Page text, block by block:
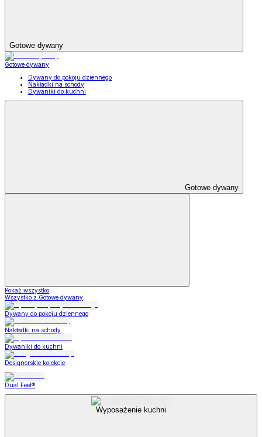
Gotowe dywany
Gotowe dywany
Dywany do pokoju dziennego
Nakładki na schody
Dywaniki do kuchni
Gotowe dywany
Pokaż wszystko
Wszystko z Gotowe dywany
Dywany do pokoju dziennego
Nakładki na schody
Dywaniki do kuchni
Designerskie kolekcje
Dual Feel®
Wyposażenie kuchni